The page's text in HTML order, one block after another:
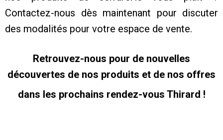
Contactez-nous dès maintenant pour discuter
des modalités pour votre espace de vente.
Retrouvez-nous pour de nouvelles
découvertes de nos produits et de nos offres
dans les prochains rendez-vous Thirard !